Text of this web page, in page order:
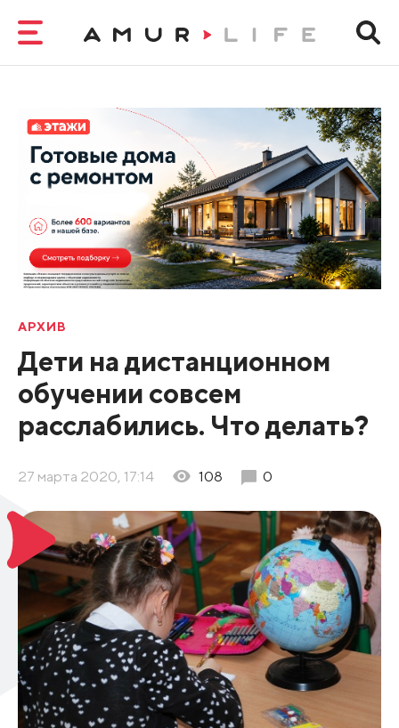
АРХИВ
Дети на дистанционном
обучении совсем
расслабились. Что делать?
27 марта 2020, 17:14 108 0